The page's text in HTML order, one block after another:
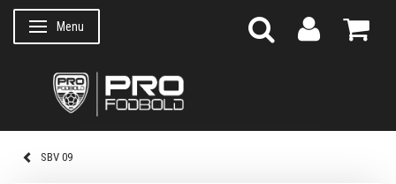
Skifte navigation
Menu
SBV 09